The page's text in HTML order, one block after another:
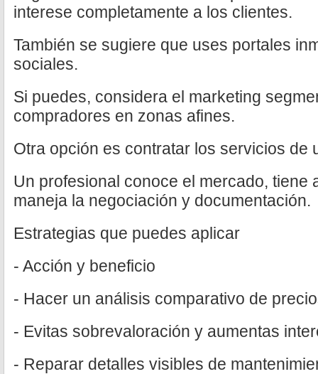
interese completamente a los clientes.
También se sugiere que uses portales
sociales.
Si puedes, considera el marketing
compradores en zonas afines.
Otra opción es contratar los servicios de
Un profesional conoce el mercado, tiene
maneja la negociación y documentación.
Estrategias que puedes aplicar
- Acción y beneficio
- Hacer un análisis comparativo de
- Evitas sobrevaloración y aumentas
- Reparar detalles visibles de